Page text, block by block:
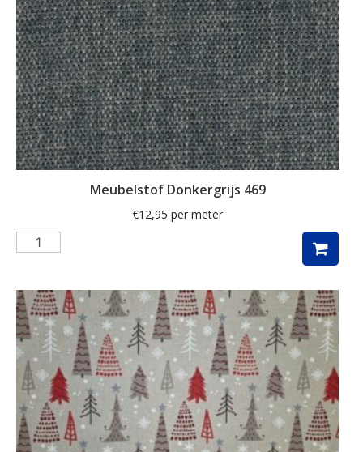
indoor
kaart
kabouter
kamille
kat
katoen
kerst
kerstman
kerstster
keuken
kippen
klaproos
Meubelstof Donkergrijs 469
€12,95 per meter